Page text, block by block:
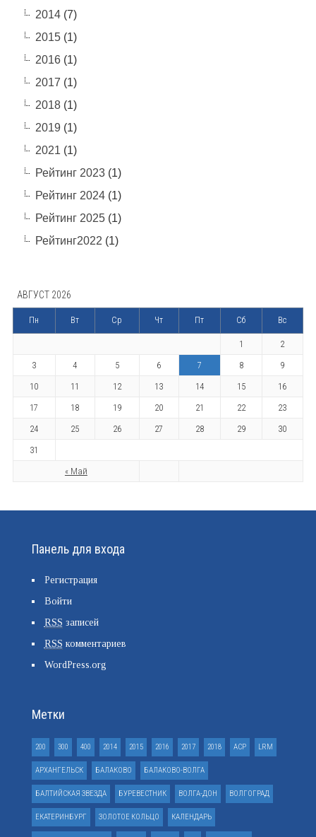
2014(7)
2015(1)
2016(1)
2017 (1)
2018(1)
2019 (1)
2021(1)
Рейтинг 2023(1)
Рейтинг 2024(1)
Рейтинг 2025(1)
Рейтинг2022 (1)
АВГУСТ 2026
Пн Вт Ср Чт Пт Сб Вс
« Май
1
2
3
4 5 6 7 8
9
10
11 12 13 14 15
16
17
18 19 20 21 22
23
24
25 26 27 28 29
30
31
Панель для входа
Регистрация
Войти
RSS записей
RSS комментариев
WordPress.org
Метки
200 300 400 2014 2015 2016 2017 2018 ACP LRM
АРХАНГЕЛЬСК БАЛАКОВО БАЛАКОВО-ВОЛГА
БАЛТИЙСКАЯ ЗВЕЗДА БУРЕВЕСТНИК ВОЛГА-ДОН ВОЛГОГРАД
ЕКАТЕРИНБУРГ ЗОЛОТОЕ КОЛЬЦО КАЛЕНДАРЬ